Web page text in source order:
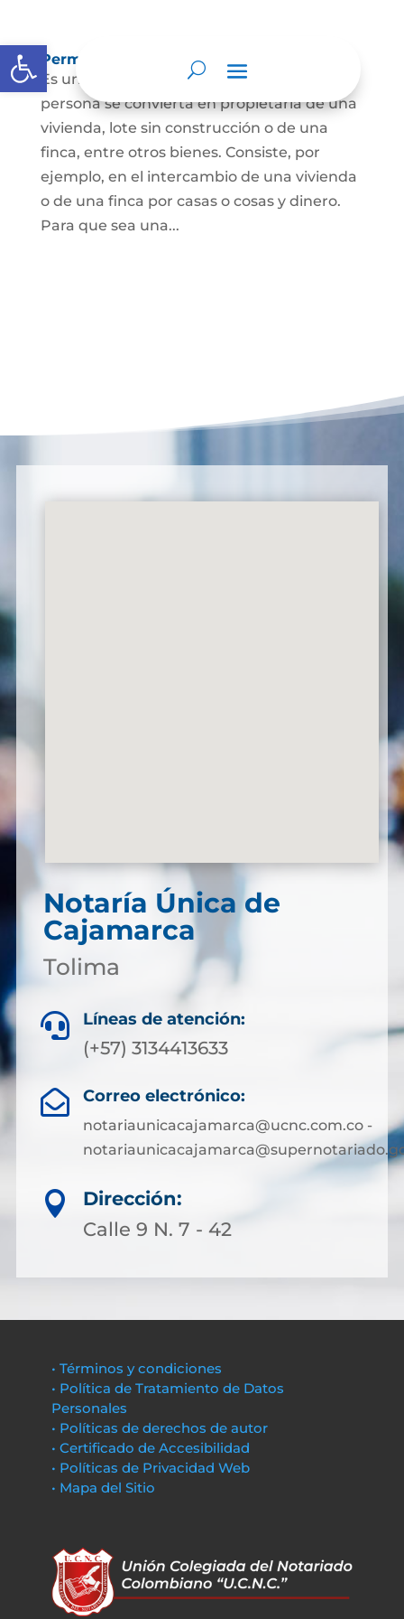
Abrir barra de herramientas
Permuta de Inmuebles
Es uno de los contratos para que una
persona se convierta en propietaria de una
vivienda, lote sin construcción o de una
finca, entre otros bienes. Consiste, por
ejemplo, en el intercambio de una vivienda
o de una finca por casas o cosas y dinero.
Para que sea una...
Notaría Única de
Cajamarca
Tolima
 Líneas de atención:
(+57) 3134413633
 Correo electrónico:
notariaunicacajamarca@ucnc.com.co -

Dirección:
Calle 9 N. 7 - 42
• Términos y condiciones
• Política de Tratamiento de Datos
Personales
• Políticas de derechos de autor
• Certificado de Accesibilidad
• Políticas de Privacidad Web
• Mapa del Sitio